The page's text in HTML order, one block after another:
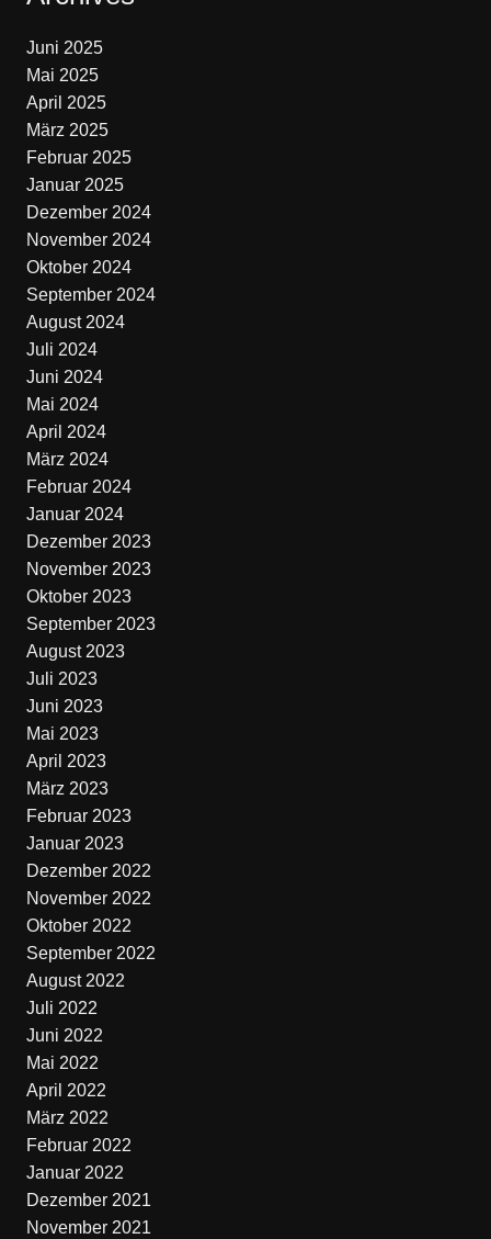
Juni 2025
Mai 2025
April 2025
März 2025
Februar 2025
Januar 2025
Dezember 2024
November 2024
Oktober 2024
September 2024
August 2024
Juli 2024
Juni 2024
Mai 2024
April 2024
März 2024
Februar 2024
Januar 2024
Dezember 2023
November 2023
Oktober 2023
September 2023
August 2023
Juli 2023
Juni 2023
Mai 2023
April 2023
März 2023
Februar 2023
Januar 2023
Dezember 2022
November 2022
Oktober 2022
September 2022
August 2022
Juli 2022
Juni 2022
Mai 2022
April 2022
März 2022
Februar 2022
Januar 2022
Dezember 2021
November 2021